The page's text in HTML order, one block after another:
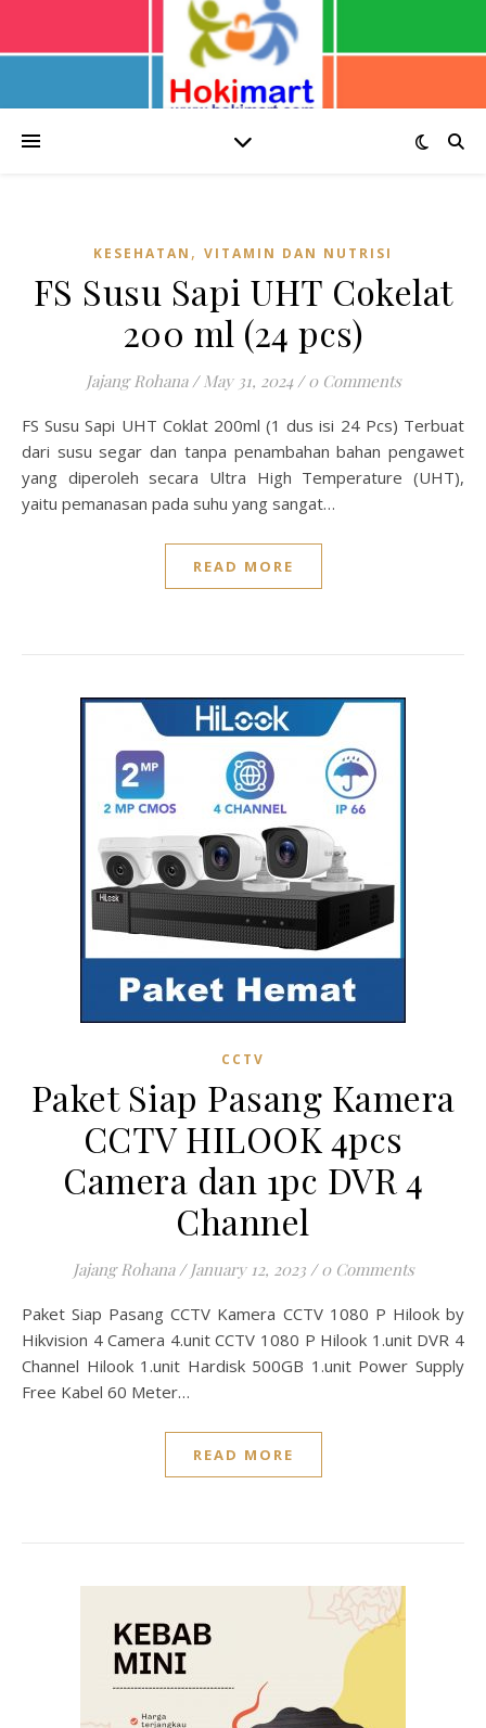
KESEHATAN , VITAMIN DAN NUTRISI
FS Susu Sapi UHT Cokelat
200 ml (24 pcs)
Jajang Rohana / May 31, 2024 / 0 Comments
FS Susu Sapi UHT Coklat 200ml (1 dus isi 24 Pcs) Terbuat
dari susu segar dan tanpa penambahan bahan pengawet
yang diperoleh secara Ultra High Temperature (UHT),
yaitu pemanasan pada suhu yang sangat…
READ MORE
CCTV
Paket Siap Pasang Kamera
CCTV HILOOK 4pcs
Camera dan 1pc DVR 4
Channel
Jajang Rohana / January 12, 2023 / 0 Comments
Paket Siap Pasang CCTV Kamera CCTV 1080 P Hilook by
Hikvision 4 Camera 4.unit CCTV 1080 P Hilook 1.unit DVR 4
Channel Hilook 1.unit Hardisk 500GB 1.unit Power Supply
Free Kabel 60 Meter…
READ MORE